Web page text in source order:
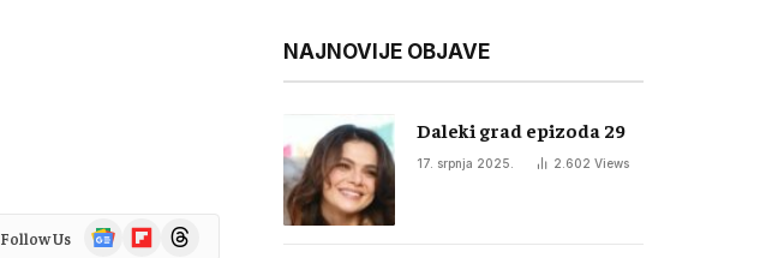
Follow Us
GoogleFlipboardThreads
NAJNOVIJE OBJAVE
Daleki grad epizoda 29
17. srpnja 2025. 2.602 Views